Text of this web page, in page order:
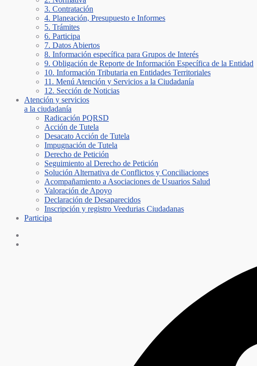
3. Contratación
4. Planeación, Presupuesto e Informes
5. Trámites
6. Participa
7. Datos Abiertos
8. Información específica para Grupos de Interés
9. Obligación de Reporte de Información Específica de la Entidad
10. Información Tributaria en Entidades Territoriales
11. Menú Atención y Servicios a la Ciudadanía
12. Sección de Noticias
Atención y servicios
a la ciudadanía
Radicación PQRSD
Acción de Tutela
Desacato Acción de Tutela
Impugnación de Tutela
Derecho de Petición
Seguimiento al Derecho de Petición
Solución Alternativa de Conflictos y Conciliaciones
Acompañamiento a Asociaciones de Usuarios Salud
Valoración de Apoyo
Declaración de Desaparecidos
Inscripción y registro Veedurias Ciudadanas
Participa